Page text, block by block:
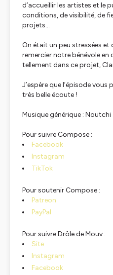
d’accueillir les artistes et le
conditions, de visibilité, de
projets…
On était un peu stressées et
remercier notre bénévole en
tellement dans ce projet,
J’espère que l’épisode
très belle écoute !
Musique générique : Noutchi
Pour suivre Compose :
Facebook
Instagram
TikTok
Pour soutenir Compose :
Patreon
PayPal
Pour suivre Drôle de Mouv :
Site
Instagram
Facebook